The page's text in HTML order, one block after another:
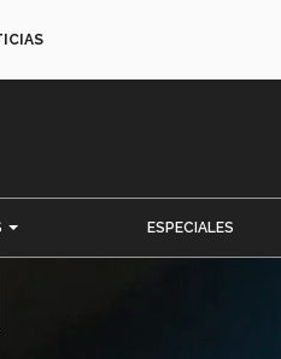
ESPECIALES